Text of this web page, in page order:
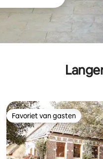
Favoriet van gasten
Favoriet van gasten